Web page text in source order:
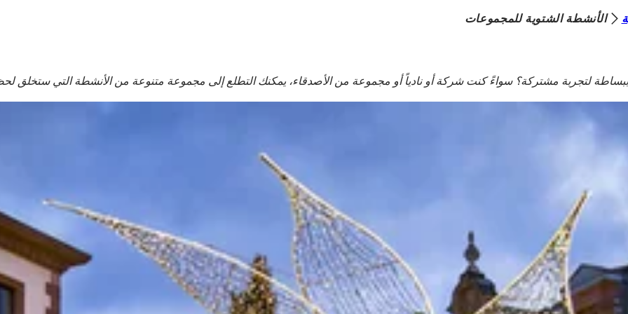
الأنشطة الشتوية للمجموعات
ببساطة لتجربة مشتركة؟ سواءً كنت شركة أو نادياً أو مجموعة من الأصدقاء، يمكنك التطلع إلى مجموعة متنوعة من الأنشطة التي ستخلق